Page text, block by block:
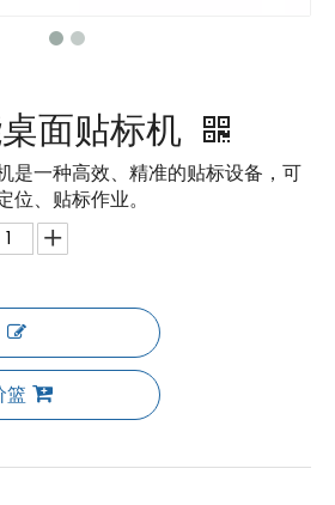
面贴标机
是一种高效、精准的贴标设备，可
位、贴标作业。
篮